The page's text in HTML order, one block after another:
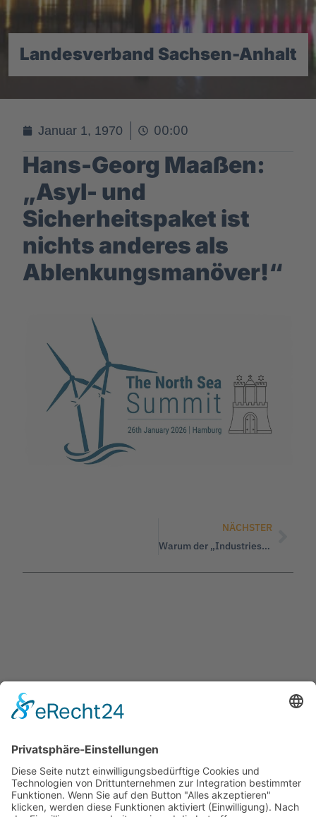
Landesverband Sachsen-Anhalt
Januar 1, 1970 00:00
Hans-Georg Maaßen:
„Asyl- und
Sicherheitspaket ist
nichts anderes als
Ablenkungsmanöver!“
NÄCHSTER
Warum der „Industriestrompreis“ eine Mogelpackung ist
Jetzt teilen
Facebook Twitter
Pinterest WhatsApp Telegram